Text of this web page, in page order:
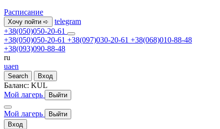
Расписание
Хочу пойти ➪
telegram
+38(050)050-20-61
+38(050)050-20-61 +38(097)030-20-61 +38(068)010-88-48
+38(093)090-88-48
ru
uaen
Search Вход
Баланс: KUL
Мой лагерь
Выйти
Мой лагерь
Выйти
Вход